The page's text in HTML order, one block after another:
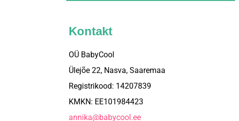
Kontakt
OÜ BabyCool
Ülejõe 22, Nasva, Saaremaa
Registrikood: 14207839
KMKN: EE101984423
annika@babycool.ee